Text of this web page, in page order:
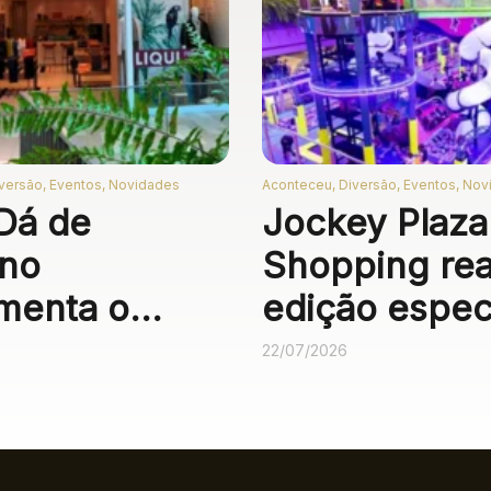
Eventos, Novidades
de
o
Plaza
Aconteceu, Diversão, Eventos,
Jockey Plaza
Shopping
edição
do Neon Fun
22/07/2026